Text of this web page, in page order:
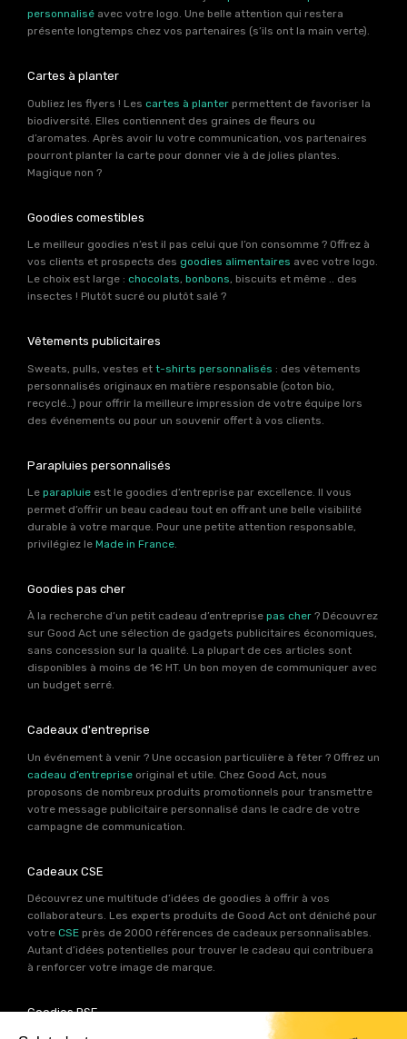
personnalisé avec votre logo. Une belle attention qui restera
présente longtemps chez vos partenaires (s’ils ont la main verte).
Cartes à planter
Oubliez les flyers ! Les cartes à planter permettent de favoriser la
biodiversité. Elles contiennent des graines de fleurs ou
d’aromates. Après avoir lu votre communication, vos partenaires
pourront planter la carte pour donner vie à de jolies plantes.
Magique non ?
Goodies comestibles
Le meilleur goodies n’est il pas celui que l’on consomme ? Offrez à
vos clients et prospects des goodies alimentaires avec votre logo.
Le choix est large : chocolats, bonbons, biscuits et même .. des
insectes ! Plutôt sucré ou plutôt salé ?
Vêtements publicitaires
Sweats, pulls, vestes et t-shirts personnalisés : des vêtements
personnalisés originaux en matière responsable (coton bio,
recyclé…) pour offrir la meilleure impression de votre équipe lors
des événements ou pour un souvenir offert à vos clients.
Parapluies personnalisés
Le parapluie est le goodies d’entreprise par excellence. Il vous
permet d’offrir un beau cadeau tout en offrant une belle visibilité
durable à votre marque. Pour une petite attention responsable,
privilégiez le Made in France.
Goodies pas cher
À la recherche d’un petit cadeau d’entreprise pas cher ? Découvrez
sur Good Act une sélection de gadgets publicitaires économiques,
sans concession sur la qualité. La plupart de ces articles sont
disponibles à moins de 1€ HT. Un bon moyen de communiquer avec
un budget serré.
Cadeaux d'entreprise
Un événement à venir ? Une occasion particulière à fêter ? Offrez un
cadeau d’entreprise original et utile. Chez Good Act, nous
proposons de nombreux produits promotionnels pour transmettre
votre message publicitaire personnalisé dans le cadre de votre
campagne de communication.
Cadeaux CSE
Découvrez une multitude d’idées de goodies à offrir à vos
collaborateurs. Les experts produits de Good Act ont déniché pour
votre CSE près de 2000 références de cadeaux personnalisables.
Autant d’idées potentielles pour trouver le cadeau qui contribuera
à renforcer votre image de marque.
Goodies RSE